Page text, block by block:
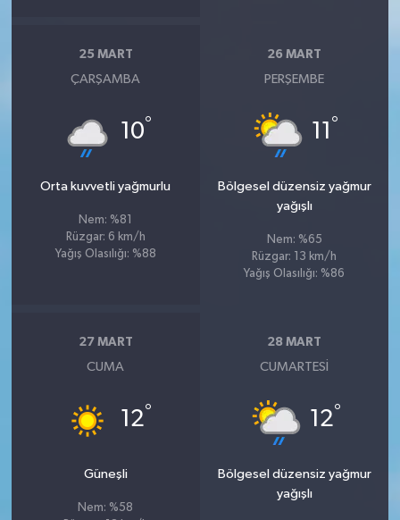
25 MART
ÇARŞAMBA
10°
Orta kuvvetli yağmurlu
Nem: %81
Rüzgar: 6 km/h
Yağış Olasılığı: %88
26 MART
PERŞEMBE
11 °
Bölgesel düzensiz yağmur
yağışlı
Nem: %65
Rüzgar: 13 km/h
Yağış Olasılığı: %86
27 MART
CUMA
12°
Güneşli
Nem: %58
28 MART
CUMARTESI
12°
Bölgesel düzensiz yağmur
yağışlı